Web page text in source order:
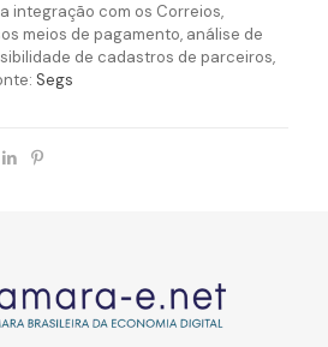
integração com os Correios,
meios de pagamento, análise de
de cadastros de parceiros,
Segs